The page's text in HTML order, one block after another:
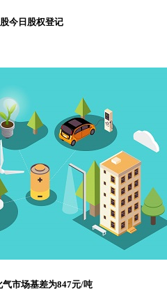
今日股权登记
市场基差为847元/吨